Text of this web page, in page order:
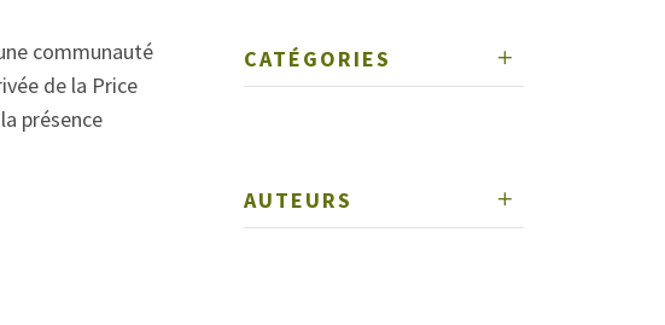
communauté
de la Price
présence
CATÉGORIES
AUTEURS